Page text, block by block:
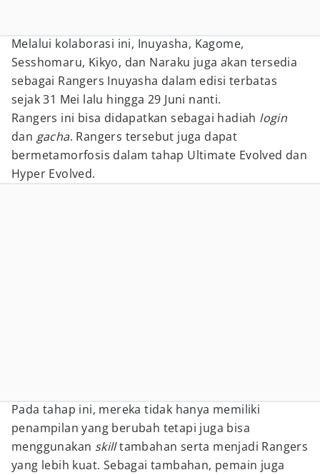
Melalui kolaborasi ini, Inuyasha, Kagome,
Sesshomaru, Kikyo, dan Naraku juga akan tersedia
sebagai Rangers Inuyasha dalam edisi terbatas
sejak 31 Mei lalu hingga 29 Juni nanti.
Rangers ini bisa didapatkan sebagai hadiah login
dan gacha. Rangers tersebut juga dapat
bermetamorfosis dalam tahap Ultimate Evolved dan
Hyper Evolved.
Pada tahap ini, mereka tidak hanya memiliki
penampilan yang berubah tetapi juga bisa
menggunakan skilltambahan serta menjadi Rangers
yang lebih kuat. Sebagai tambahan, pemain juga